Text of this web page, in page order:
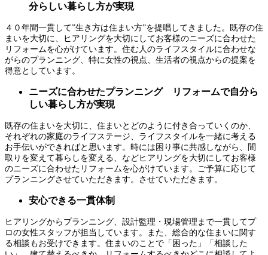
分らしい暮らし方が実現
４０年間一貫して”生き方は住まい方”を提唱してきました。既存の住
まいを大切に、ヒアリングを大切にしてお客様のニーズに合わせた
リフォームを心がけています。住む人のライフスタイルに合わせな
がらのプランニング、特に女性の視点、生活者の視点からの提案を
得意としています。
ニーズに合わせたプランニング
リフォームで自分ら
しい暮らし方が実現
既存の住まいを大切に、住まいとどのように付き合っていくのか、
それぞれの家庭のライフステージ、ライフスタイルを一緒に考える
お手伝いができればと思います。時には困り事に共感しながら、間
取りを変えて暮らしを変える、などヒアリングを大切にしてお客様
のニーズに合わせたリフォームを心がけています。ご予算に応じて
プランニングさせていただきます。させていただきます。
安心できる一貫体制
ヒアリングからプランニング、設計監理・現場管理まで一貫してプ
ロの女性スタッフが担当しています。また、総合的な住まいに関す
る相談もお受けできます。住まいのことで「困った」「相談した